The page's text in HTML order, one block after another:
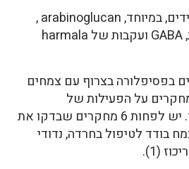
במיצוי יש גם פוליסכרידים, במיוחד, arabinoglucan ,
חומצות אמינו חופשיות, GABA ועקבות של harmala
בפסיפלורה בצרוף עם צמחים
על הפעילות של
הפסיפלורה כצמח יחיד. יש לפחות 6 מחקרים שבדקו את
בודד לטיפול בחרדה, נדודי
(1).